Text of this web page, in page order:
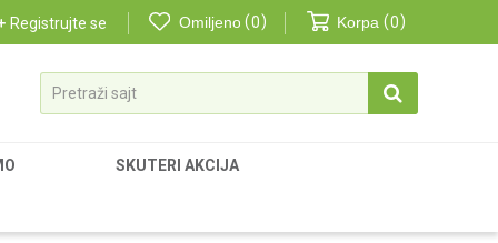
Registrujte se Omiljeno 0 Korpa 0
Pretraži sajt
SKUTERI AKCIJA